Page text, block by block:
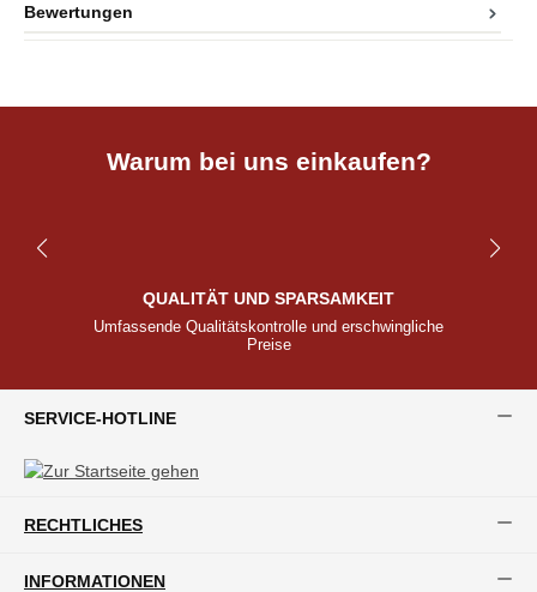
Bewertungen
Warum bei uns einkaufen?
QUALITÄT UND SPARSAMKEIT
Umfassende Qualitätskontrolle und erschwingliche
Preise
SERVICE-HOTLINE
RECHTLICHES
INFORMATIONEN